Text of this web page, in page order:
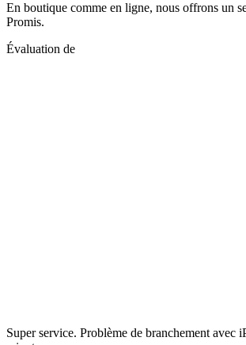
En boutique comme en ligne, nous offrons un
Promis.
Évaluation de
Super service. Problème de branchement avec